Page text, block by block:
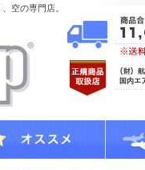
空の専門店。